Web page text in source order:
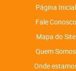
Página Inicial
Fale Conosco
Mapa do Site
Quem Somos
Onde